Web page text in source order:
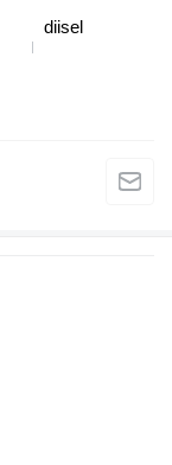
diisel